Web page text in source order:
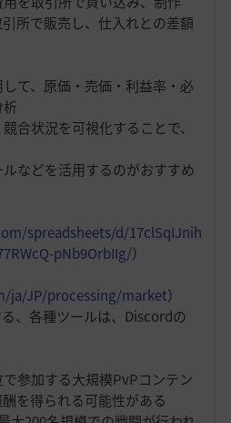
所で販売し、仕入れとの差額
て、原価・売価・利益率・必
合状況を可視化することで、
などを活用するのがおすすめ
spreadsheets/d/17clSqIJnih
pNb9OrbIIg/）
ja/JP/processing/market）
、各種ツールは、Discordの
参加する大規模PvPコンテン
を得られる可能性がある